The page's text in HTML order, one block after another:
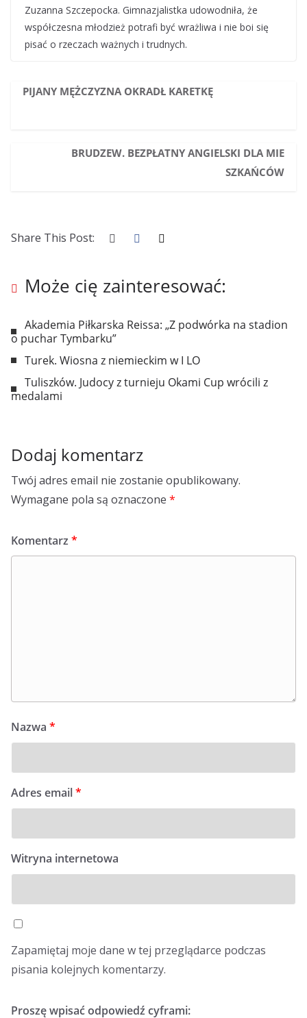
Zuzanna Szczepocka. Gimnazjalistka udowodniła, że
współczesna młodzież potrafi być wrażliwa i nie boi się
pisać o rzeczach ważnych i trudnych.
PIJANY MĘŻCZYZNA OKRADŁ KARETKĘ
BRUDZEW. BEZPŁATNY ANGIELSKI DLA MIE
SZKAŃCÓW
Share This Post:
Może cię zainteresować:
Akademia Piłkarska Reissa: „Z podwórka na stadion
o puchar Tymbarku”
Turek. Wiosna z niemieckim w I LO
Tuliszków. Judocy z turnieju Okami Cup wrócili z
medalami
Dodaj komentarz
Twój adres email nie zostanie opublikowany.
Wymagane pola są oznaczone *
Komentarz *
Nazwa *
Adres email*
Witryna internetowa
Zapamiętaj moje dane w tej przeglądarce podczas
pisania kolejnych komentarzy.
Proszę wpisać odpowiedź cyframi: